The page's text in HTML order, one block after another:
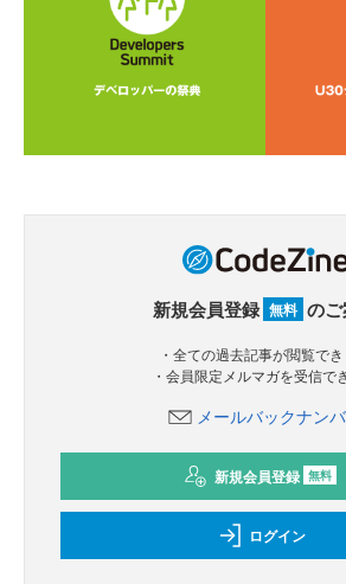
新規会員登録 無料 の
・全ての過去記事が閲覧で
・会員限定メルマガを受信で
メールバックナン
新規会員登録 無料
ログイン